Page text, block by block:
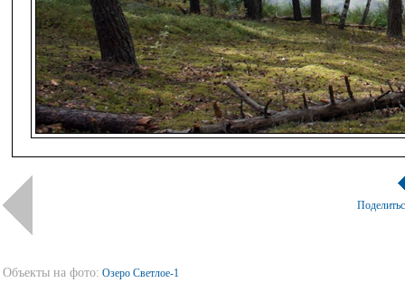
Объекты на фото: Озеро Светлое-1